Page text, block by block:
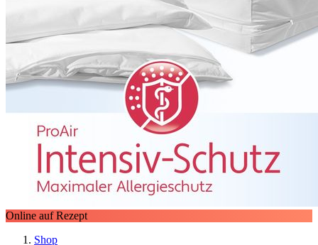
Online auf Rezept
Shop